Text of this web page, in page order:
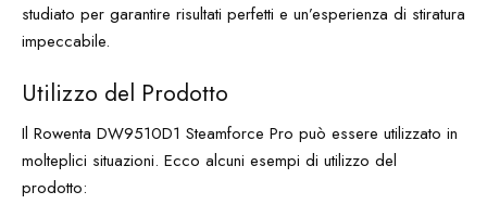
studiato per garantire risultati perfetti e un’esperienza di stiratura
impeccabile.
Utilizzo del Prodotto
Il Rowenta DW9510D1 Steamforce Pro può essere utilizzato in
molteplici situazioni. Ecco alcuni esempi di utilizzo del
prodotto: